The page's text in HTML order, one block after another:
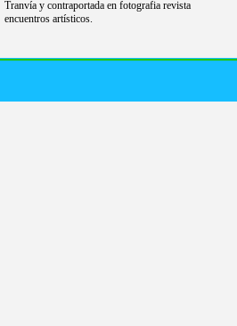
Tranvía y contraportada en fotografia revista
encuentros artísticos.